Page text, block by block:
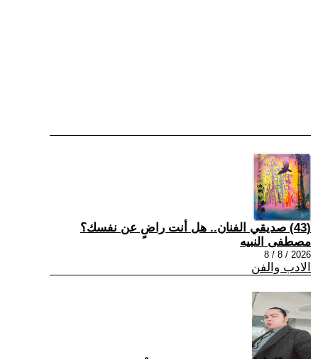
(43) صديقي الفنان.. هل أنت راضٍ عن نفسك؟
مصطفى النبيه
2026 / 8 / 8
الادب والفن